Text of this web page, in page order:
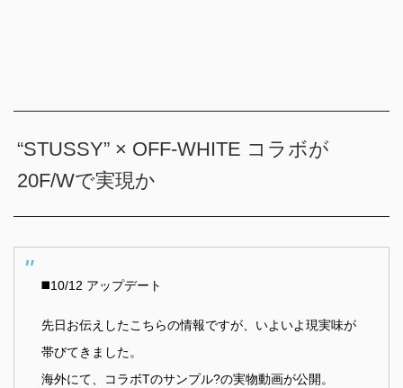
“STUSSY” × OFF-WHITE コラボが
20F/Wで実現か
◼️10/12 アップデート
先日お伝えしたこちらの情報ですが、いよいよ現実味が
帯びてきました。
海外にて、コラボTのサンプル?の実物動画が公開。